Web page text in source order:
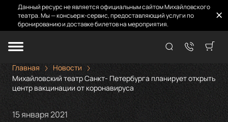
Данный ресурс не является официальным сайтом Михайловского
театра. Мы — консьерж-сервис, предоставляющий услуги по
бронированию и доставке билетов на мероприятия.
Главная
Новости
Михайловский театр Санкт- Петербурга планирует открыть
центр вакцинации от коронавируса
15 января 2021